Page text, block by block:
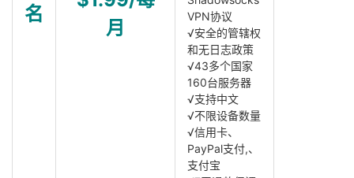
名
月
VPN协议
√安全的管辖权
和无日志政策
√43多个国家
160台服务器
√支持中文
√不限设备数量
√信用卡、
PayPal支付,、
支付宝